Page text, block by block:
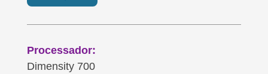
Processador:
Dimensity 700